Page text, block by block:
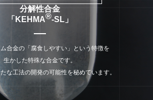
分解性合金
「KEHMA®-SL」
合金の「腐食しやすい」という特徴を
生かした特殊な合金です。
な工法の開発の可能性を秘めています。